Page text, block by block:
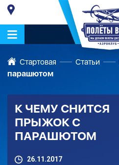
Стартовая Статьи
парашютом
К ЧЕМУ СНИТСЯ
ПРЫЖОК С
ПАРАШЮТОМ
26.11.2017